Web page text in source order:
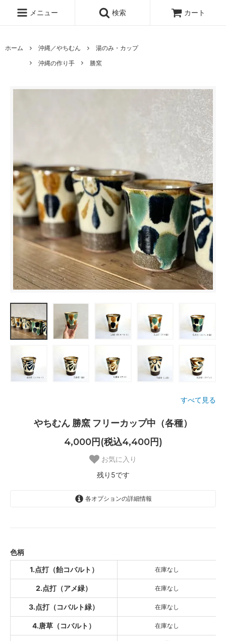
メニュー 検索 カート
ホーム 沖縄／やちむん
湯のみ・カップ
沖縄の作り手
勝窯
すべて見る
やちむん 勝窯 フリーカップ中（各種）
4,000円(税込4,400円)
お気に入り
残り5です
各オプションの詳細情報
3.点打（コバルト緑）
4.唐草（コバルト）
SOLD OUT
5.唐草（緑）
残り1、売り切れ間近！
色柄
1.点打（飴コバルト）
在庫なし
2.点打（アメ緑） 在庫なし
3.点打（コバルト緑） 在庫なし
4.唐草（コバルト） 在庫なし